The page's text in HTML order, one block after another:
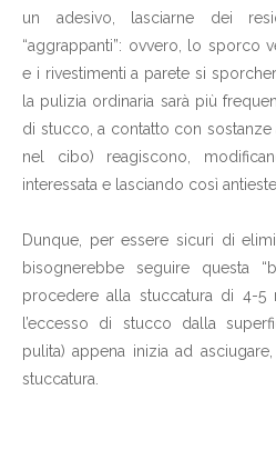
un adesivo, lasciarne dei
“aggrappanti”: ovvero, lo sporco
e i rivestimenti a parete si
la pulizia ordinaria sarà più
di stucco, a contatto con
nel cibo) reagiscono,
interessata e lasciando così
Dunque, per essere sicuri di
bisognerebbe seguire questa
procedere alla stuccatura di 4-
l’eccesso di stucco dalla
pulita) appena inizia ad
stuccatura.